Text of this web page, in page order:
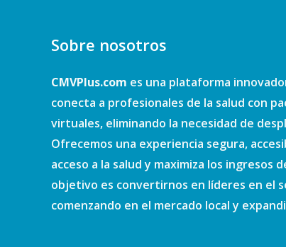
Sobre nosotros
CMVPlus.com es una plataforma
conecta a profesionales de la salud con
virtuales, eliminando la necesidad de
Ofrecemos una experiencia segura,
acceso a la salud y maximiza los ingresos
objetivo es convertirnos en líderes en el
comenzando en el mercado local y